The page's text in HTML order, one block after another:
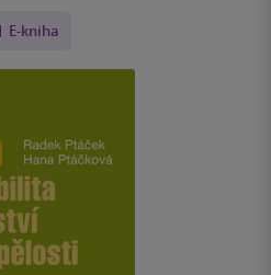
E-kniha